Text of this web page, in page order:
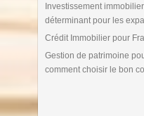
Investissement
déterminant pour les
Crédit Immobilier pour
Gestion de patrimoine
comment choisir le bon